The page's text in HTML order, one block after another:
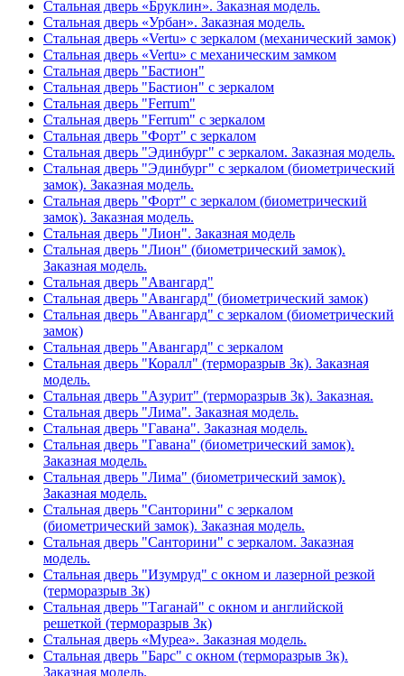
Стальная дверь «Бруклин». Заказная модель.
Стальная дверь «Урбан». Заказная модель.
Стальная дверь «Vertu» с зеркалом (механический замок)
Стальная дверь «Vertu» с механическим замком
Стальная дверь "Бастион"
Стальная дверь "Бастион" с зеркалом
Стальная дверь "Ferrum"
Стальная дверь "Ferrum" с зеркалом
Стальная дверь "Форт" с зеркалом
Стальная дверь "Эдинбург" с зеркалом. Заказная модель.
Стальная дверь "Эдинбург" с зеркалом (биометрический
замок). Заказная модель.
Стальная дверь "Форт" с зеркалом (биометрический
замок). Заказная модель.
Стальная дверь "Лион". Заказная модель
Стальная дверь "Лион" (биометрический замок).
Заказная модель.
Стальная дверь "Авангард"
Стальная дверь "Авангард" (биометрический замок)
Стальная дверь "Авангард" с зеркалом (биометрический
замок)
Стальная дверь "Авангард" с зеркалом
Стальная дверь "Коралл" (терморазрыв 3к). Заказная
модель.
Стальная дверь "Азурит" (терморазрыв 3к). Заказная.
Стальная дверь "Лима". Заказная модель.
Стальная дверь "Гавана". Заказная модель.
Стальная дверь "Гавана" (биометрический замок).
Заказная модель.
Стальная дверь "Лима" (биометрический замок).
Заказная модель.
Стальная дверь "Санторини" с зеркалом
(биометрический замок). Заказная модель.
Стальная дверь "Санторини" с зеркалом. Заказная
модель.
Стальная дверь "Изумруд" с окном и лазерной резкой
(терморазрыв 3к)
Стальная дверь "Таганай" с окном и английской
решеткой (терморазрыв 3к)
Стальная дверь «Муреа». Заказная модель.
Стальная дверь "Барс" с окном (терморазрыв 3к).
Заказная модель.